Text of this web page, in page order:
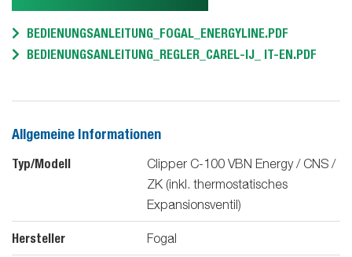
BEDIENUNGSANLEITUNG_FOGAL_ENERGYLINE.PDF
BEDIENUNGSANLEITUNG_REGLER_CAREL-IJ_ IT-EN.PDF
Allgemeine Informationen
Typ/Modell
Clipper C-100 VBN Energy / CNS /
ZK (inkl. thermostatisches
Expansionsventil)
Hersteller Fogal